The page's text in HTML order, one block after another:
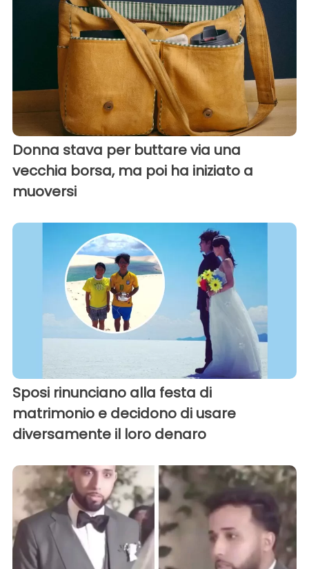
Donna stava per buttare via una
vecchia borsa, ma poi ha iniziato a
muoversi
Sposi rinunciano alla festa di
matrimonio e decidono di usare
diversamente il loro denaro